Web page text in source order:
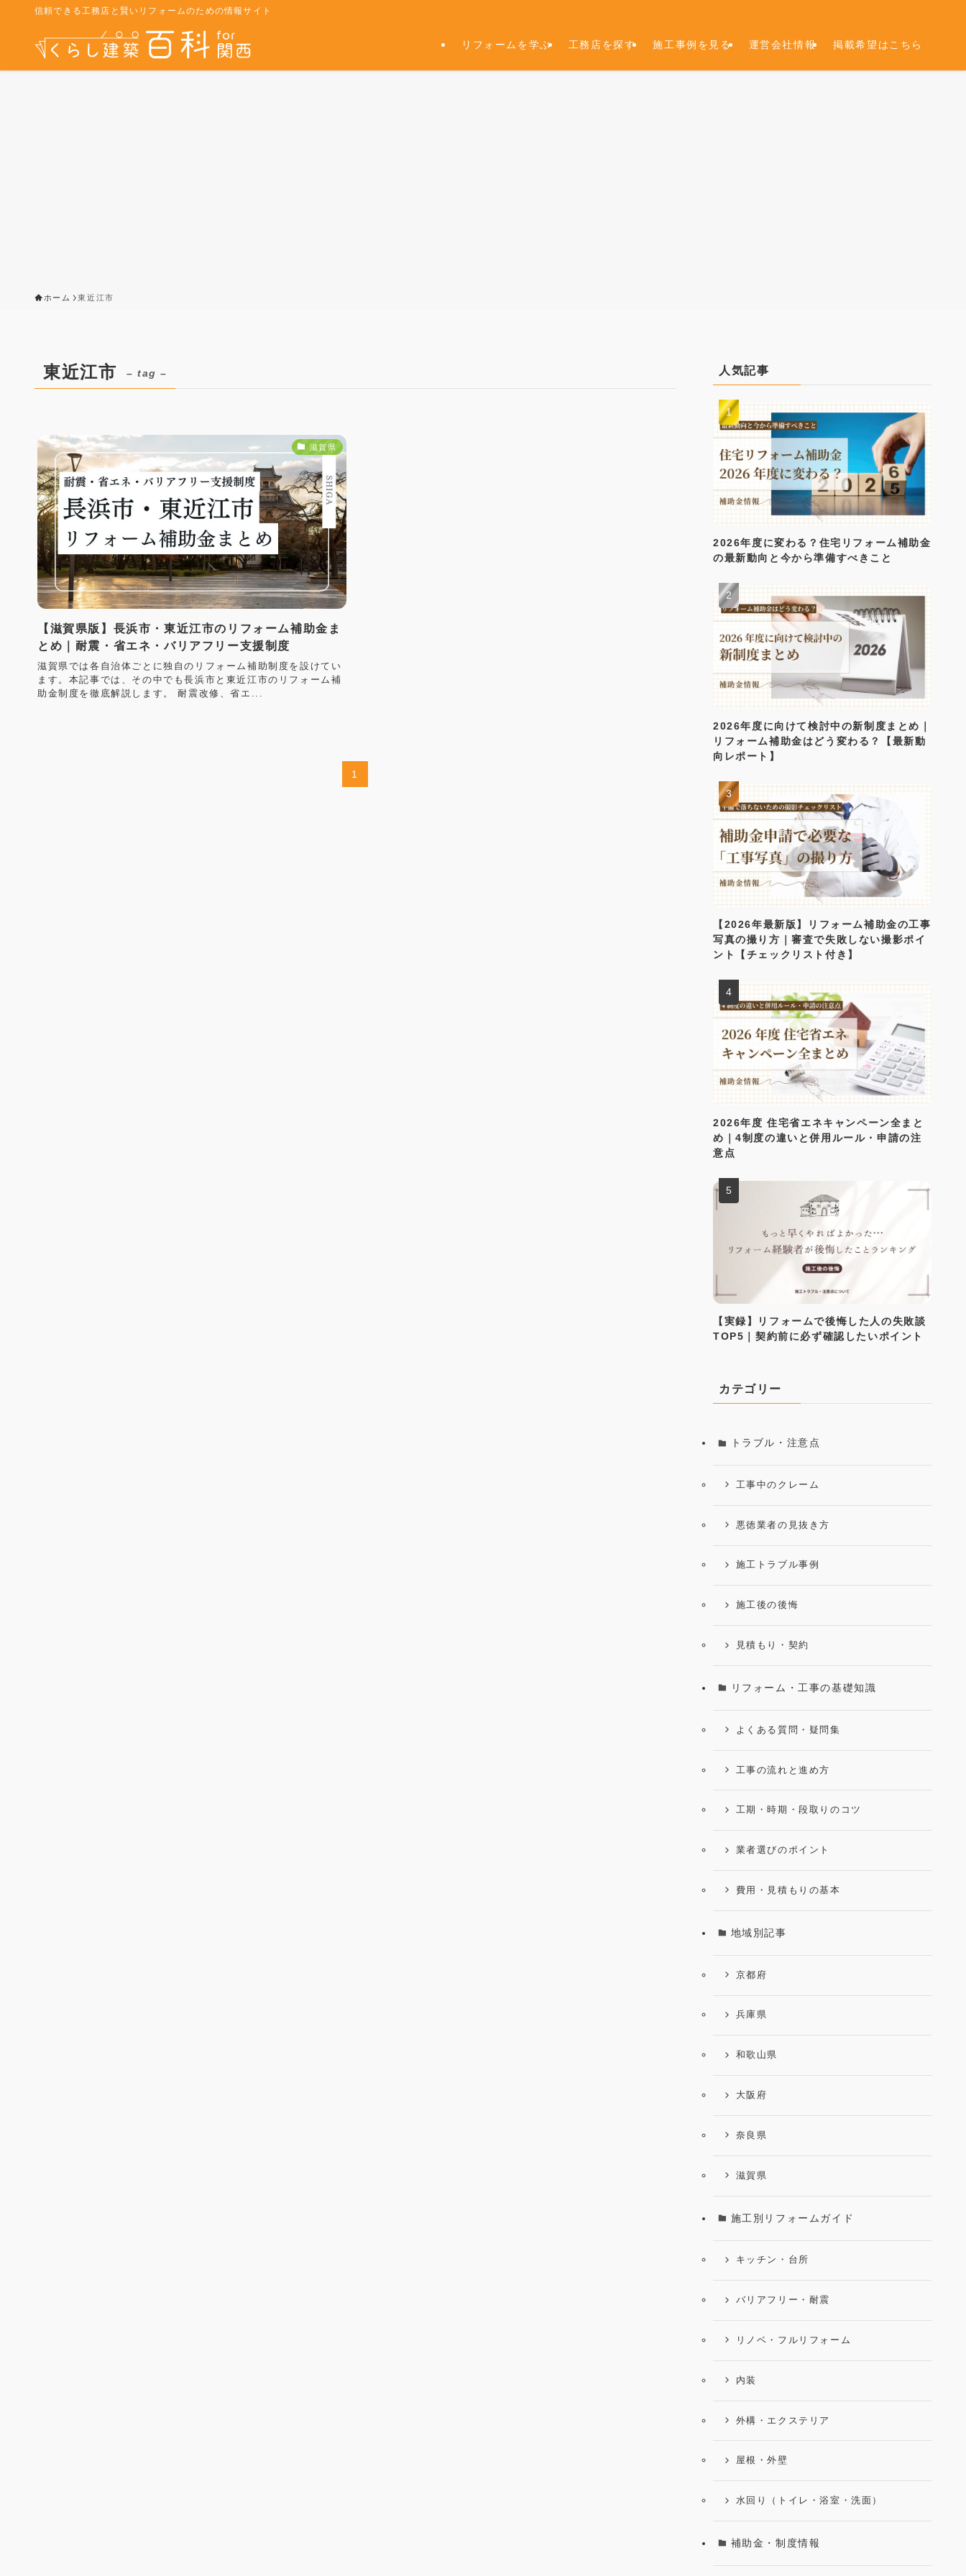
信頼できる工務店と賢いリフォームのための情報サイト
リフォームを学ぶ 工務店を探す 施工事例を見る 運営会社情報 掲載希望はこちら
ホーム 東近江市
東近江市 – tag –
滋賀県
【滋賀県版】長浜市・東近江市のリフォーム補助金ま
とめ｜耐震・省エネ・バリアフリー支援制度
滋賀県では各自治体ごとに独自のリフォーム補助制度を設けてい
ます。本記事では、その中でも長浜市と東近江市のリフォーム補
助金制度を徹底解説します。 耐震改修、省エ...
1
人気記事
2026年度に変わる？住宅リフォーム補助金
の最新動向と今から準備すべきこと
2026年度に向けて検討中の新制度まとめ｜
リフォーム補助金はどう変わる？【最新動
向レポート】
【2026年最新版】リフォーム補助金の工事
写真の撮り方｜審査で失敗しない撮影ポイ
ント【チェックリスト付き】
2026年度 住宅省エネキャンペーン全まと
め｜4制度の違いと併用ルール・申請の注
意点
【実録】リフォームで後悔した人の失敗談
TOP5｜契約前に必ず確認したいポイント
カテゴリー
トラブル・注意点
工事中のクレーム
悪徳業者の見抜き方
施工トラブル事例
施工後の後悔
見積もり・契約
リフォーム・工事の基礎知識
よくある質問・疑問集
工事の流れと進め方
工期・時期・段取りのコツ
業者選びのポイント
費用・見積もりの基本
地域別記事
京都府
兵庫県
和歌山県
大阪府
奈良県
滋賀県
施工別リフォームガイド
キッチン・台所
バリアフリー・耐震
リノベ・フルリフォーム
内装
外構・エクステリア
屋根・外壁
水回り（トイレ・浴室・洗面）
補助金・制度情報